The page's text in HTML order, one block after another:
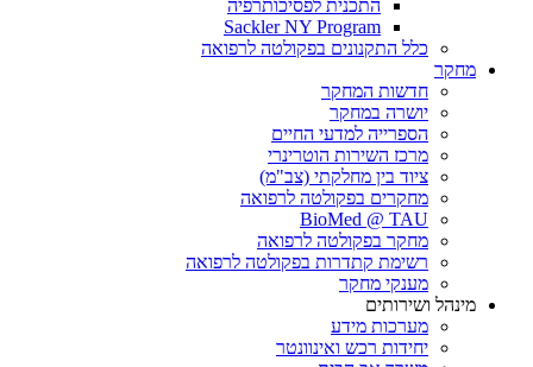
התכנית לפסיכותרפיה
Sackler NY Program
כלל התקנונים בפקולטה לרפואה
מחקר
חדשות המחקר
יושרה במחקר
הספרייה למדעי החיים
מרכז השירות הוטרינרי
ציוד בין מחלקתי (צב"מ)
מחקרים בפקולטה לרפואה
BioMed @ TAU
מחקר בפקולטה לרפואה
רשימת קתדרות בפקולטה לרפואה
מענקי מחקר
מינהל ושירותים
מערכות מידע
יחידות רכש ואינוונטר